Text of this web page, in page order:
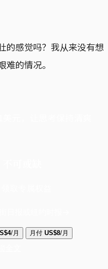
的感觉吗？我从来没有想
的情况。
/月 月付 US$8/月